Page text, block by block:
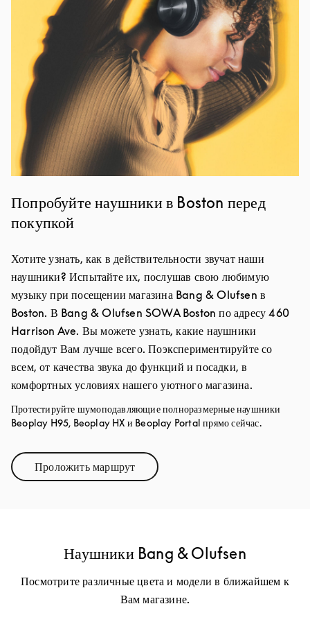
Попробуйте наушники в Boston перед
покупкой
Хотите узнать, как в действительности звучат наши
наушники? Испытайте их, послушав свою любимую
музыку при посещении магазина Bang & Olufsen в
Boston. В Bang & Olufsen SOWA Boston по адресу 460
Harrison Ave. Вы можете узнать, какие наушники
подойдут Вам лучше всего. Поэкспериментируйте со
всем, от качества звука до функций и посадки, в
комфортных условиях нашего уютного магазина.
Протестируйте шумоподавляющие полноразмерные наушники
Beoplay H95, Beoplay HX и Beoplay Portal прямо сейчас.
Проложить маршрутLink Opens in New Tab
Наушники Bang & Olufsen
Посмотрите различные цвета и модели в ближайшем к
Вам магазине.